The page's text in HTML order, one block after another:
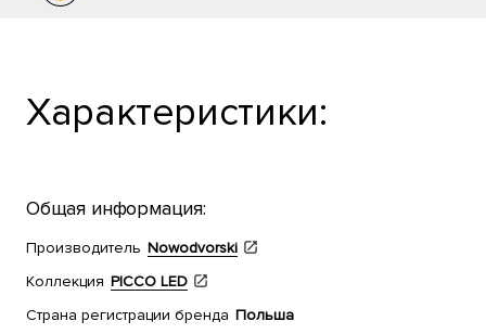
Характеристики:
Общая информация:
Производитель Nowodvorski
Коллекция PICCO LED
Страна регистрации бренда Польша